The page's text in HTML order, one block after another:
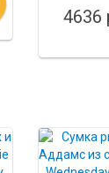
4636